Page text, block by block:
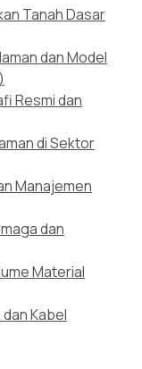
Tanah Dasar
dan Model
Resmi dan
di Sektor
Manajemen
dan
Material
Kabel